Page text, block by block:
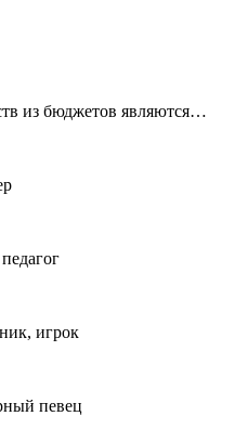
из бюджетов являются…
игрок
певец